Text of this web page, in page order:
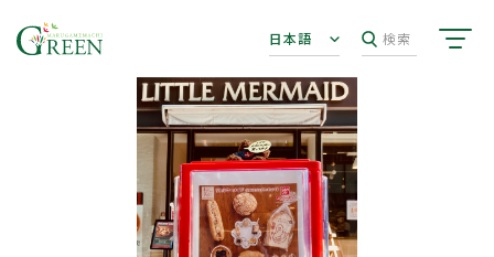
日本語 検索